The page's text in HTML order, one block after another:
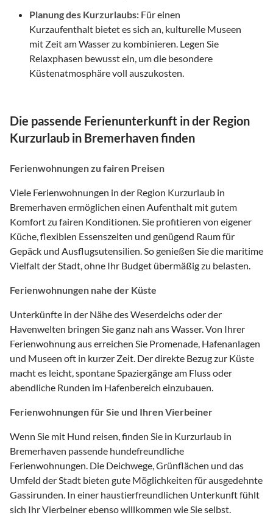
Planung des Kurzurlaubs: Für einen
Kurzaufenthalt bietet es sich an, kulturelle Museen
mit Zeit am Wasser zu kombinieren. Legen Sie
Relaxphasen bewusst ein, um die besondere
Küstenatmosphäre voll auszukosten.
Die passende Ferienunterkunft in der Region
Kurzurlaub in Bremerhaven finden
Ferienwohnungen zu fairen Preisen
Viele Ferienwohnungen in der Region Kurzurlaub in
Bremerhaven ermöglichen einen Aufenthalt mit gutem
Komfort zu fairen Konditionen. Sie profitieren von eigener
Küche, flexiblen Essenszeiten und genügend Raum für
Gepäck und Ausflugsutensilien. So genießen Sie die maritime
Vielfalt der Stadt, ohne Ihr Budget übermäßig zu belasten.
Ferienwohnungen nahe der Küste
Unterkünfte in der Nähe des Weserdeichs oder der
Havenwelten bringen Sie ganz nah ans Wasser. Von Ihrer
Ferienwohnung aus erreichen Sie Promenade, Hafenanlagen
und Museen oft in kurzer Zeit. Der direkte Bezug zur Küste
macht es leicht, spontane Spaziergänge am Fluss oder
abendliche Runden im Hafenbereich einzubauen.
Ferienwohnungen für Sie und Ihren Vierbeiner
Wenn Sie mit Hund reisen, finden Sie in Kurzurlaub in
Bremerhaven passende hundefreundliche
Ferienwohnungen. Die Deichwege, Grünflächen und das
Umfeld der Stadt bieten gute Möglichkeiten für ausgedehnte
Gassirunden. In einer haustierfreundlichen Unterkunft fühlt
sich Ihr Vierbeiner ebenso willkommen wie Sie selbst.